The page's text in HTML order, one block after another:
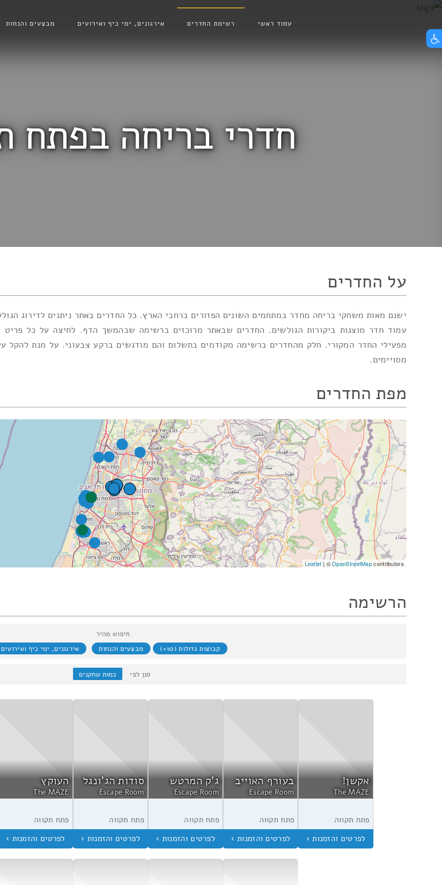
Skip
content
חדרי בריחה בפתח
עמוד ראשי רשימת החדרים אירגונים, ימי כיף ואירועים מבצעים והנחות
על החדרים
ישנם מאות משחקי בריחה מחדר במתחמים השונים הפזורים ברחבי הארץ. כל החדרים באתר ניתנים לדירוג
עמוד חדר מוצגות ביקורות הגולשים. החדרים שבאתר מרוכזים ברשימה שבהמשך הדף. לחיצה על כל פריט
מפעילי החדר המקורי. חלק מהחדרים ברשימה מקודמים בתשלום והם מודגשים ברקע צבעוני. על מנת להקל
מסויימים.
מפת החדרים
Leaflet| ©OpenStreetMapcontributors
הרשימה
חיפוש מהיר
קבוצות גדולות (10+)
מבצעים והנחות אירגונים, ימי כיף ואירועים
סנן לפי כמות שחקנים
אקשן!
The MAZE
פתח תקווה
בעורף האוייב
Escape Room
פתח תקווה
ג'ק המרטש
Escape Room
פתח תקווה
סודות הג'ונגל
Escape Room
פתח תקווה
העוקץ
The MAZE
פתח תקווה